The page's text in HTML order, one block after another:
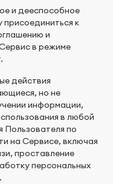
и дееспособное
к
и
в режиме
действия
но не
информации,
в любой
по
на Сервисе, включая
проставление
персональных